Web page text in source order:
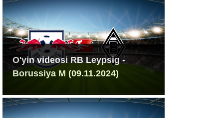
O'yin videosi RB Leypsig -
Borussiya M (09.11.2024)